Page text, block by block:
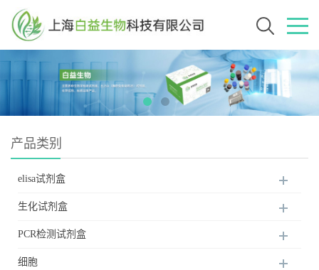
产品类别
elisa试剂盒
生化试剂盒
PCR检测试剂盒
细胞